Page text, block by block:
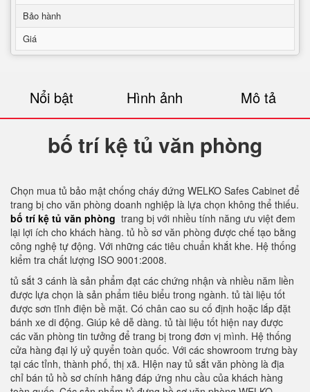
Bảo hành
Giá
Nổi bật Hình ảnh Mô tả
bố trí kệ tủ văn phòng
Chọn mua tủ bảo mật chống cháy đứng WELKO Safes Cabinet để
trang bị cho văn phòng doanh nghiệp là lựa chọn không thể thiếu.
bố trí kệ tủ văn phòng trang bị với nhiều tính năng ưu việt đem
lại lợi ích cho khách hàng. tủ hồ sơ văn phòng được chế tạo bằng
công nghệ tự động. Với những các tiêu chuẩn khắt khe. Hệ thống
kiểm tra chất lượng ISO 9001:2008.
tủ sắt 3 cánh là sản phẩm đạt các chứng nhận và nhiều năm liền
được lựa chọn là sản phẩm tiêu biểu trong ngành. tủ tài liệu tốt
được sơn tĩnh điện bề mặt. Có chân cao su cố định hoặc lắp đặt
bánh xe di động. Giúp kê dễ dàng. tủ tài liệu tốt hiện nay được
các văn phòng tin tưởng để trang bị trong đơn vị mình. Hệ thống
cửa hàng đại lý uỷ quyển toàn quốc. Với các showroom trưng bày
tại các tỉnh, thành phố, thị xã. HIện nay tủ sắt văn phòng là địa
chỉ bán tủ hồ sơ chính hãng đáp ứng nhu cầu của khách hàng